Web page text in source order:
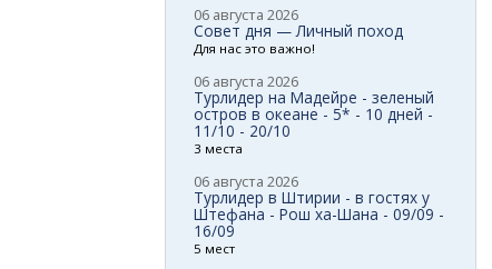
06 августа 2026
Совет дня — Личный поход
Для нас это важно!
06 августа 2026
Турлидер на Мадейре - зеленый
остров в океане - 5* - 10 дней -
11/10 - 20/10
3 места
06 августа 2026
Турлидер в Штирии - в гостях у
Штефана - Рош ха-Шана - 09/09 -
16/09
5 мест